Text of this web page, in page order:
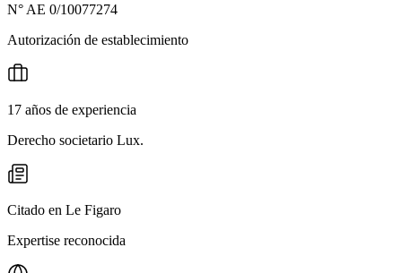
N° AE 0/10077274
Autorización de establecimiento
17 años de experiencia
Derecho societario Lux.
Citado en Le Figaro
Expertise reconocida